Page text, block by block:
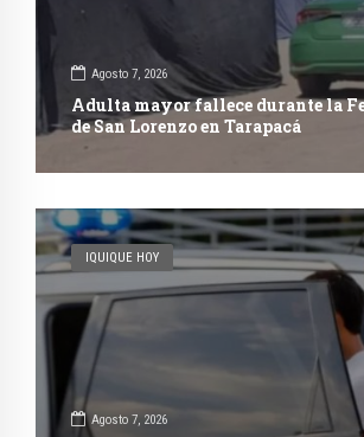
Agosto 7, 2026
Adulta mayor fallece durante la
de San Lorenzo en Tarapacá
IQUIQUE HOY
Agosto 7, 2026